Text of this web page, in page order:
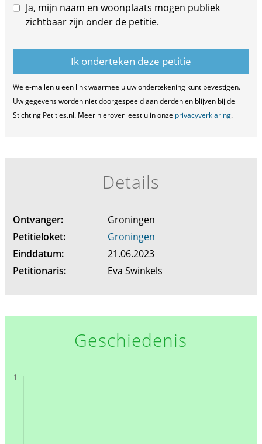
Ja, mijn naam en woonplaats mogen publiek
zichtbaar zijn onder de petitie.
We e-mailen u een link waarmee u uw ondertekening kunt bevestigen.
Uw gegevens worden niet doorgespeeld aan derden en blijven bij de
Stichting Petities.nl. Meer hierover leest u in onze privacyverklaring.
Details
Ontvanger:
Groningen
Petitieloket:
Groningen
Einddatum:
21.06.2023
Petitionaris:
Eva Swinkels
Geschiedenis